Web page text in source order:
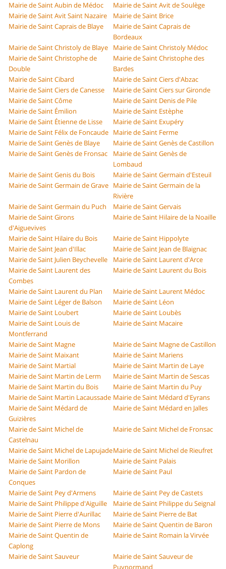
Mairie de Saint Aubin de Médoc
Mairie de Saint Avit de Soulège
Mairie de Saint Avit Saint Nazaire
Mairie de Saint Brice
Mairie de Saint Caprais de Blaye
Mairie de Saint Caprais de
Bordeaux
Mairie de Saint Christoly de Blaye
Mairie de Saint Christoly Médoc
Mairie de Saint Christophe de
Double
Mairie de Saint Christophe des
Bardes
Mairie de Saint Cibard
Mairie de Saint Ciers d'Abzac
Mairie de Saint Ciers de Canesse
Mairie de Saint Ciers sur Gironde
Mairie de Saint Côme
Mairie de Saint Denis de Pile
Mairie de Saint Émilion
Mairie de Saint Estèphe
Mairie de Saint Étienne de Lisse
Mairie de Saint Exupéry
Mairie de Saint Félix de Foncaude Mairie de Saint Ferme
Mairie de Saint Genès de Blaye
Mairie de Saint Genès de Castillon
Mairie de Saint Genès de Fronsac
Mairie de Saint Genès de
Lombaud
Mairie de Saint Genis du Bois
Mairie de Saint Germain d'Esteuil
Mairie de Saint Germain de Grave Mairie de Saint Germain de la
Rivière
Mairie de Saint Germain du Puch
Mairie de Saint Gervais
Mairie de Saint Girons
d'Aiguevives
Mairie de Saint Hilaire de la Noaille
Mairie de Saint Hilaire du Bois
Mairie de Saint Hippolyte
Mairie de Saint Jean d'Illac
Mairie de Saint Jean de Blaignac
Mairie de Saint Julien Beychevelle
Mairie de Saint Laurent d'Arce
Mairie de Saint Laurent des
Combes
Mairie de Saint Laurent du Bois
Mairie de Saint Laurent du Plan
Mairie de Saint Laurent Médoc
Mairie de Saint Léger de Balson
Mairie de Saint Léon
Mairie de Saint Loubert
Mairie de Saint Loubès
Mairie de Saint Louis de
Montferrand
Mairie de Saint Macaire
Mairie de Saint Magne
Mairie de Saint Magne de Castillon
Mairie de Saint Maixant
Mairie de Saint Mariens
Mairie de Saint Martial
Mairie de Saint Martin de Laye
Mairie de Saint Martin de Lerm
Mairie de Saint Martin de Sescas
Mairie de Saint Martin du Bois
Mairie de Saint Martin du Puy
Mairie de Saint Martin Lacaussade Mairie de Saint Médard d'Eyrans
Mairie de Saint Médard de
Guizières
Mairie de Saint Médard en Jalles
Mairie de Saint Michel de
Castelnau
Mairie de Saint Michel de Fronsac
Mairie de Saint Michel de LapujadeMairie de Saint Michel de Rieufret
Mairie de Saint Morillon
Mairie de Saint Palais
Mairie de Saint Pardon de
Conques
Mairie de Saint Paul
Mairie de Saint Pey d'Armens
Mairie de Saint Pey de Castets
Mairie de Saint Philippe d'Aiguille
Mairie de Saint Philippe du Seignal
Mairie de Saint Pierre d'Aurillac
Mairie de Saint Pierre de Bat
Mairie de Saint Pierre de Mons
Mairie de Saint Quentin de Baron
Mairie de Saint Quentin de
Caplong
Mairie de Saint Romain la Virvée
Mairie de Saint Sauveur
Mairie de Saint Sauveur de